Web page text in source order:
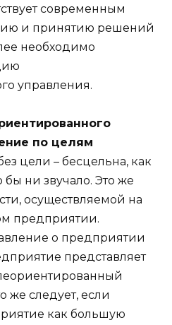
современным
и принятию решений
необходимо
управления.
по целям
цели – бесцельна, как
бы ни звучало. Это же
осуществляемой на
предприятии.
о предприятии
представляет
же следует, если
как большую